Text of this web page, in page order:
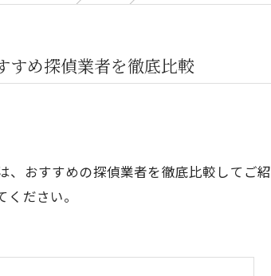
すめ探偵業者を徹底比較
おすすめの探偵業者を徹底比較してご
ださい。